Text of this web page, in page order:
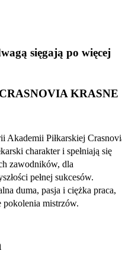
sięgają po więcej
KRASNE
Akademii Piłkarskiej
charakter i spełniają się
zawodników, dla
pełnej sukcesów.
duma, pasja i ciężka praca,
pokolenia mistrzów.